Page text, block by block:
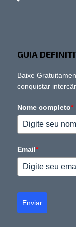
GUIA
Baixe
conquistar
Nome completo*
Email*
Enviar